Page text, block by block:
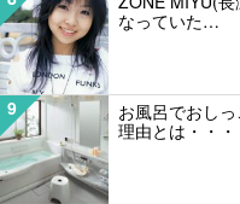
なっていた…
9
お風呂でおし
理由とは・・・